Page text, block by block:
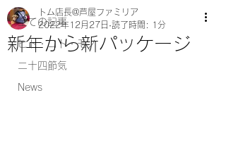
全ての記事
ヒト・コト・モノ
二十四節気
News
新年から新パッケージ
トム店長@芦屋ファミリア
2022年12月27日 読了時間: 1分